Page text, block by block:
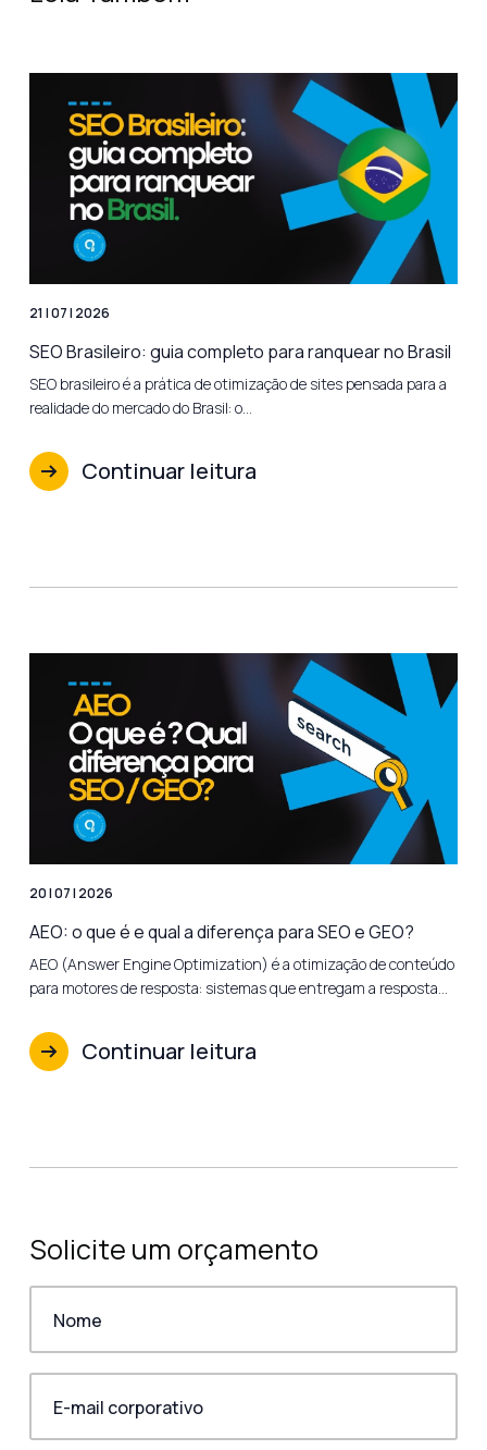
21 | 07 | 2026
SEO Brasileiro: guia completo para ranquear no Brasil
SEO brasileiro é a prática de otimização de sites pensada para a
realidade do mercado do Brasil: o…
Continuar leitura
20 | 07 | 2026
AEO: o que é e qual a diferença para SEO e GEO?
AEO (Answer Engine Optimization) é a otimização de conteúdo
para motores de resposta: sistemas que entregam a resposta…
Continuar leitura
Solicite um orçamento